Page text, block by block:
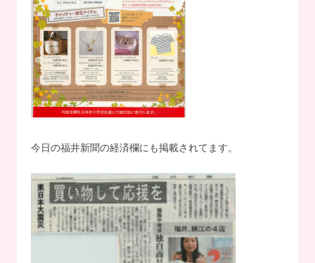
今日の福井新聞の経済欄にも掲載されてます。